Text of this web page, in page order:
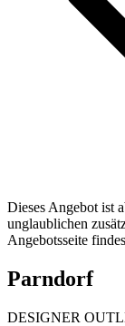
Dieses Angebot ist
unglaublichen
Angebotsseite
Parndorf
DESIGNER